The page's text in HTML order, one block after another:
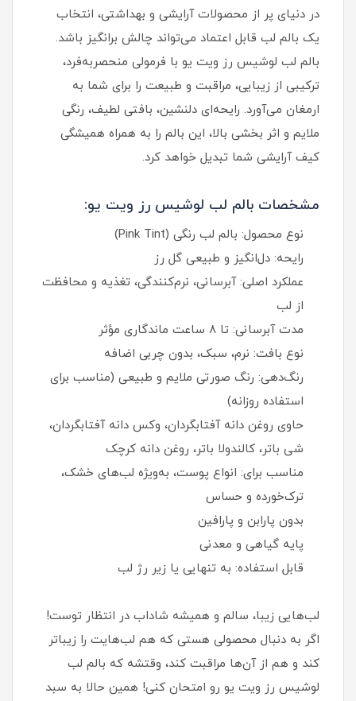
در دنیای پر از محصولات آرایشی و بهداشتی، انتخاب
یک بالم لب قابل اعتماد می‌تواند چالش برانگیز باشد.
بالم لب لوشیس رز ویت یو با فرمولی منحصربه‌فرد،
ترکیبی از زیبایی، مراقبت و طبیعت را برای شما به
ارمغان می‌آورد. رایحه‌ای دلنشین، بافتی لطیف، رنگی
ملایم و اثر بخشی بالا، این بالم را به همراه همیشگی
کیف آرایشی شما تبدیل خواهد کرد.
مشخصات بالم لب لوشیس رز ویت یو:
نوع محصول: بالم لب رنگی (Pink Tint)
رایحه: دل‌انگیز و طبیعی گل رز
عملکرد اصلی: آبرسانی، نرم‌کنندگی، تغذیه و محافظت
از لب
مدت آبرسانی: تا ۸ ساعت ماندگاری مؤثر
نوع بافت: نرم، سبک، بدون چربی اضافه
رنگ‌دهی: رنگ صورتی ملایم و طبیعی (مناسب برای
استفاده روزانه)
حاوی روغن دانه آفتابگردان، وکس دانه آفتابگردان،
شی باتر، کالندولا باتر، روغن دانه کرچک
مناسب برای: انواع پوست، به‌ویژه لب‌های خشک،
ترک‌خورده و حساس
بدون پارابن و پارافین
پایه گیاهی و معدنی
قابل استفاده: به تنهایی یا زیر رژ لب
لب‌هایی زیبا، سالم و همیشه شاداب در انتظار توست!
اگر به دنبال محصولی هستی که هم لب‌هایت را زیباتر
کند و هم از آن‌ها مراقبت کند، وقتشه که بالم لب
لوشیس رز ویت یو رو امتحان کنی! همین حالا به سبد